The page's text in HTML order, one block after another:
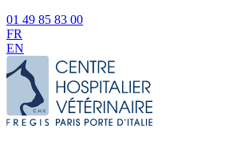
01 49 85 83 00
FR
EN